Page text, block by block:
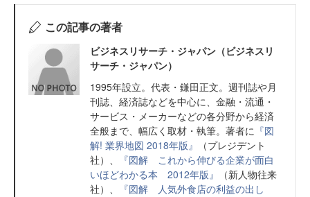
この記事の著者
ビジネスリサーチ・ジャパン（ビジネスリ
サーチ・ジャパン）
1995年設立。代表・鎌田正文。週刊誌や月
刊誌、経済誌などを中心に、金融・流通・
サービス・メーカーなどの各分野から経済
全般まで、幅広く取材・執筆。著者に 『図
解! 業界地図 2018年版』
（プレジデント
社）、
『図解 これから伸びる企業が面白
いほどわかる本 2012年版』
（新人物往来
社）、
『図解 人気外食店の利益の出し